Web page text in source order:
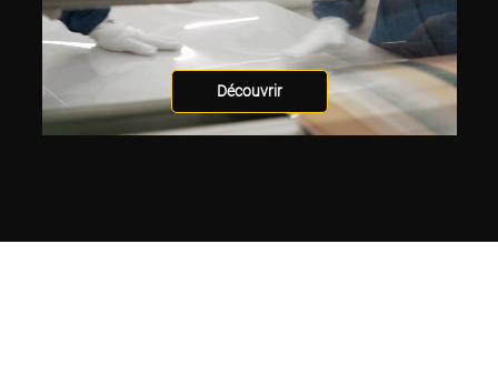
Découvrir